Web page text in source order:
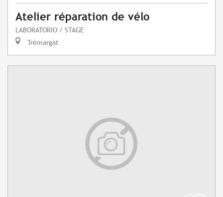
Atelier réparation de vélo
LABORATORIO / STAGE
Trémargat